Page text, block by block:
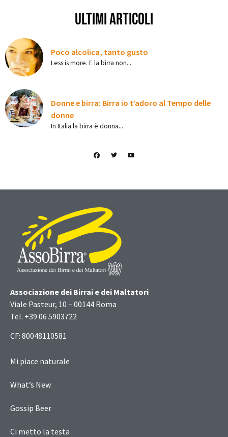
ultimi articoli
Poco alcolica, tanto gusto
Less is more. E la birra non...
Donne e birra: Birra io t’adoro al Tempo delle
donne
In Italia la birra è donna...
Associazione dei Birrai e dei Maltatori
Viale Pasteur, 10 – 00144 Roma
Tel. +39 06 5903722
CF: 80048110581
Mi piace naturale
What’s New
Gossip Beer
Ci metto la testa